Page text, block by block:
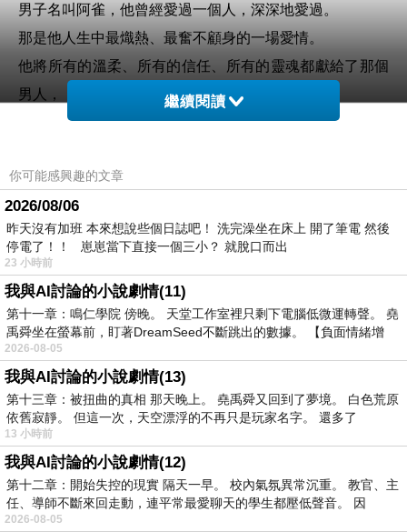
男子名叫阿雀，他曾經愛過一個人，深深地愛過。
那是他人生中最熾熱、最奮不顧身的一場愛情。
他將所有的溫柔、所有的信任、所有的靈魂都獻給了那個
男人，
卻換來一場徹底的背叛。
他為了這段感情，放棄了太多，甚至連自己的尊嚴都低到
了塵埃裡，
可是到頭來，對方卻像是從未愛過。
那段日子，他夜夜買醉，不敢回家。
他的世界崩塌，甚至連活著的意義都變得模糊。
時間過去了，他從痛苦中走了出來。
他搬家，換了工作，把過去的一切埋藏起來，以為這樣就
能痊癒。
但最近，他遇到了一個人，一個讓他心跳加速的人。
繼續閱讀
你可能感興趣的文章
2026/08/06
昨天沒有加班 本來想說些個日誌吧！ 洗完澡坐在床上 開了筆電 然後
停電了！！ 崽崽當下直接一個三小？ 就脫口而出
23 小時前
我與AI討論的小說劇情(11)
第十一章：鳴仁學院 傍晚。 天堂工作室裡只剩下電腦低微運轉聲。 堯
禹舜坐在螢幕前，盯著DreamSeed不斷跳出的數據。 【負面情緒增
2026-08-05
我與AI討論的小說劇情(13)
第十三章：被扭曲的真相 那天晚上。 堯禹舜又回到了夢境。 白色荒原
依舊寂靜。 但這一次，天空漂浮的不再只是玩家名字。 還多了
13 小時前
我與AI討論的小說劇情(12)
第十二章：開始失控的現實 隔天一早。 校內氣氛異常沉重。 教官、主
任、導師不斷來回走動，連平常最愛聊天的學生都壓低聲音。 因
2026-08-05